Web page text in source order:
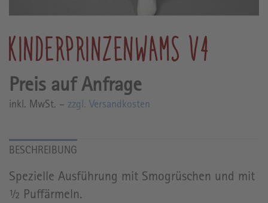
KINDERPRINZENWAMS V4
inkl. MwSt. – zzgl. Versandkosten
Spezielle Ausführung mit Smogrüschen und mit
½ Puffärmeln.